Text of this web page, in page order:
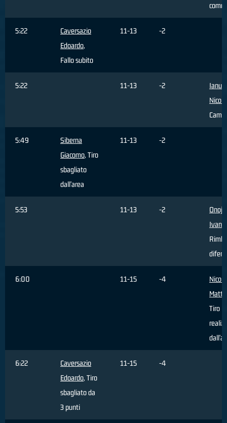
5:22
Caversazio
Edoardo,
Fallo subito
11-13 -2
5:22 11-13 -2
Nicolò
5:49
Siberna
Giacomo, Tiro
sbagliato
dall'area
11-13 -2
5:53 11-13 -2
Ivan
6:00 11-15 -4
Nicoli
Tiro
6:22
Caversazio
Edoardo, Tiro
sbagliato da
3 punti
11-15 -4